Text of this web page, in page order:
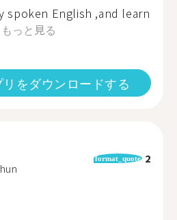
spoken English ,and learn
もっと見る
リをダウンロードする
format_quote 2